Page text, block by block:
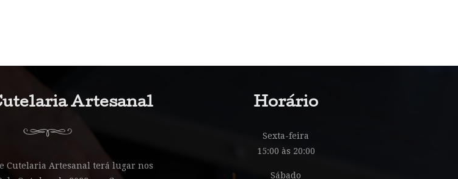
Artesanal
Cutelaria Artesanal terá lugar nos
Horário
Sexta-feira
15:00 às 20:00
Sábado